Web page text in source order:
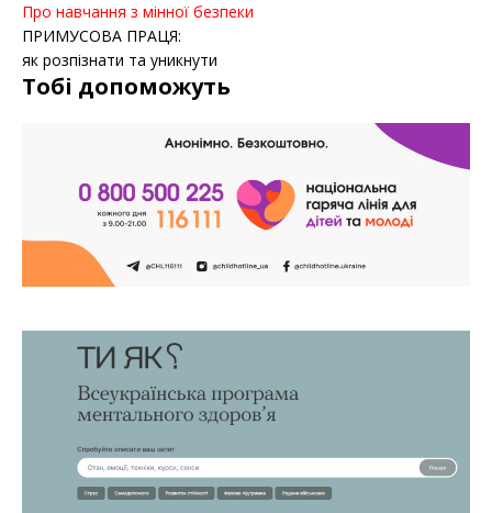
Про навчання з мінної безпеки
ПРИМУСОВА ПРАЦЯ:
як розпізнати та уникнути
Тобі допоможуть